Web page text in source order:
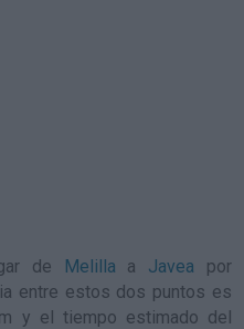
de Melilla a Javea por
entre estos dos puntos es
y el tiempo estimado del